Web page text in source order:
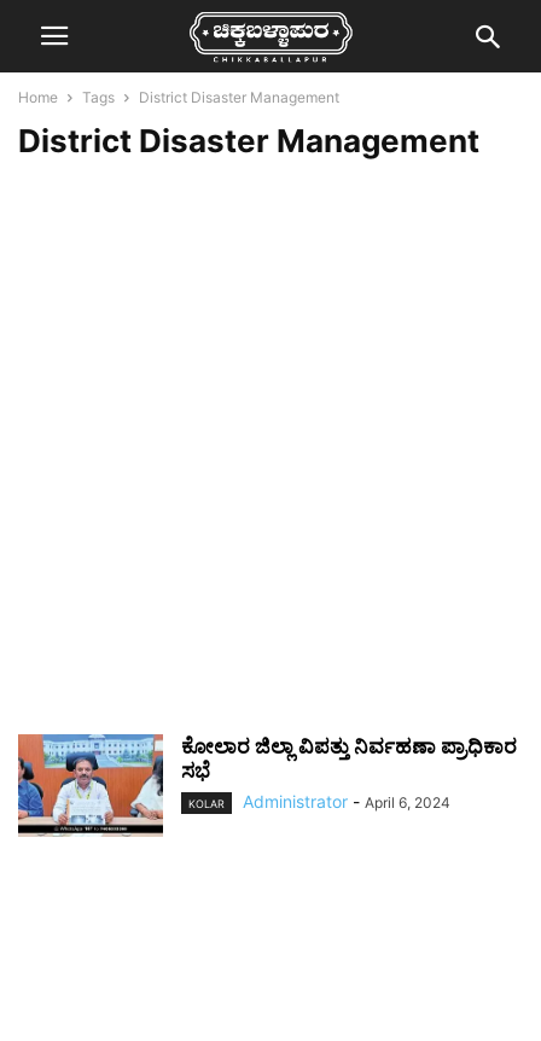
Home Tags District Disaster Management
District Disaster Management
ಕೋಲಾರ ಜಿಲ್ಲಾ ವಿಪತ್ತು ನಿರ್ವಹಣಾ ಪ್ರಾಧಿಕಾರ
ಸಭೆ
KOLAR Administrator - April 6, 2024